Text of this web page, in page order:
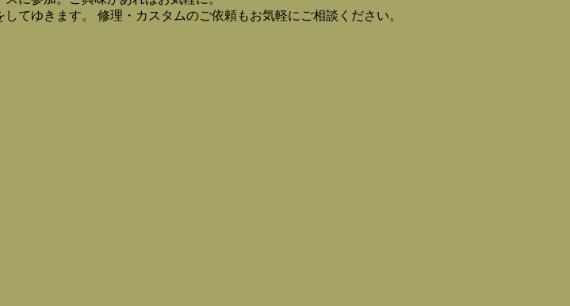
てゆきます。 修理・カスタムのご依頼もお気軽にご相談ください。